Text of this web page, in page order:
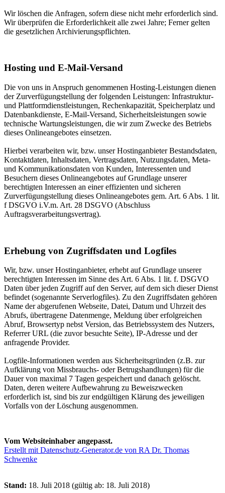
Wir löschen die Anfragen, sofern diese nicht mehr erforderlich sind.
Wir überprüfen die Erforderlichkeit alle zwei Jahre; Ferner gelten
die gesetzlichen Archivierungspflichten.
Hosting und E-Mail-Versand
Die von uns in Anspruch genommenen Hosting-Leistungen dienen
der Zurverfügungstellung der folgenden Leistungen: Infrastruktur-
und Plattformdienstleistungen, Rechenkapazität, Speicherplatz und
Datenbankdienste, E-Mail-Versand, Sicherheitsleistungen sowie
technische Wartungsleistungen, die wir zum Zwecke des Betriebs
dieses Onlineangebotes einsetzen.
Hierbei verarbeiten wir, bzw. unser Hostinganbieter Bestandsdaten,
Kontaktdaten, Inhaltsdaten, Vertragsdaten, Nutzungsdaten, Meta-
und Kommunikationsdaten von Kunden, Interessenten und
Besuchern dieses Onlineangebotes auf Grundlage unserer
berechtigten Interessen an einer effizienten und sicheren
Zurverfügungstellung dieses Onlineangebotes gem. Art. 6 Abs. 1 lit.
f DSGVO i.V.m. Art. 28 DSGVO (Abschluss
Auftragsverarbeitungsvertrag).
Erhebung von Zugriffsdaten und Logfiles
Wir, bzw. unser Hostinganbieter, erhebt auf Grundlage unserer
berechtigten Interessen im Sinne des Art. 6 Abs. 1 lit. f. DSGVO
Daten über jeden Zugriff auf den Server, auf dem sich dieser Dienst
befindet (sogenannte Serverlogfiles). Zu den Zugriffsdaten gehören
Name der abgerufenen Webseite, Datei, Datum und Uhrzeit des
Abrufs, übertragene Datenmenge, Meldung über erfolgreichen
Abruf, Browsertyp nebst Version, das Betriebssystem des Nutzers,
Referrer URL (die zuvor besuchte Seite), IP-Adresse und der
anfragende Provider.
Logfile-Informationen werden aus Sicherheitsgründen (z.B. zur
Aufklärung von Missbrauchs- oder Betrugshandlungen) für die
Dauer von maximal 7 Tagen gespeichert und danach gelöscht.
Daten, deren weitere Aufbewahrung zu Beweiszwecken
erforderlich ist, sind bis zur endgültigen Klärung des jeweiligen
Vorfalls von der Löschung ausgenommen.
Vom Websiteinhaber angepasst.
Erstellt mit Datenschutz-Generator.de von RA Dr. Thomas
Schwenke
Stand: 18. Juli 2018 (gültig ab: 18. Juli 2018)